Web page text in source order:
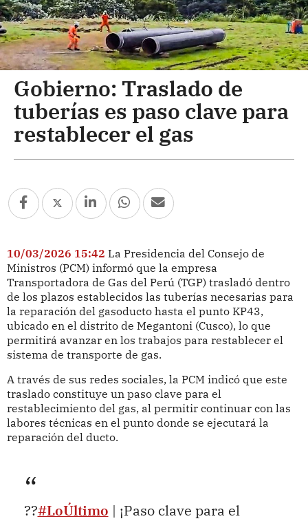
Gobierno: Traslado de
tuberías es paso clave para
restablecer el gas
10/03/2026 15:42 La Presidencia del Consejo de
Ministros (PCM) informó que la empresa
Transportadora de Gas del Perú (TGP) trasladó dentro
de los plazos establecidos las tuberías necesarias para
la reparación del gasoducto hasta el punto KP43,
ubicado en el distrito de Megantoni (Cusco), lo que
permitirá avanzar en los trabajos para restablecer el
sistema de transporte de gas.
A través de sus redes sociales, la PCM indicó que este
traslado constituye un paso clave para el
restablecimiento del gas, al permitir continuar con las
labores técnicas en el punto donde se ejecutará la
reparación del ducto.
??#LoÚltimo | ¡Paso clave para el